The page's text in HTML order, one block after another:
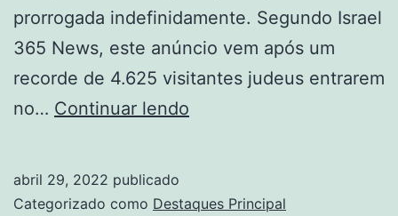
prorrogada indefinidamente. Segundo Israel
365 News, este anúncio vem após um
recorde de 4.625 visitantes judeus entrarem
no… Continuar lendo
de
abril 29, 2022 publicado
Categorizado como Destaques Principal